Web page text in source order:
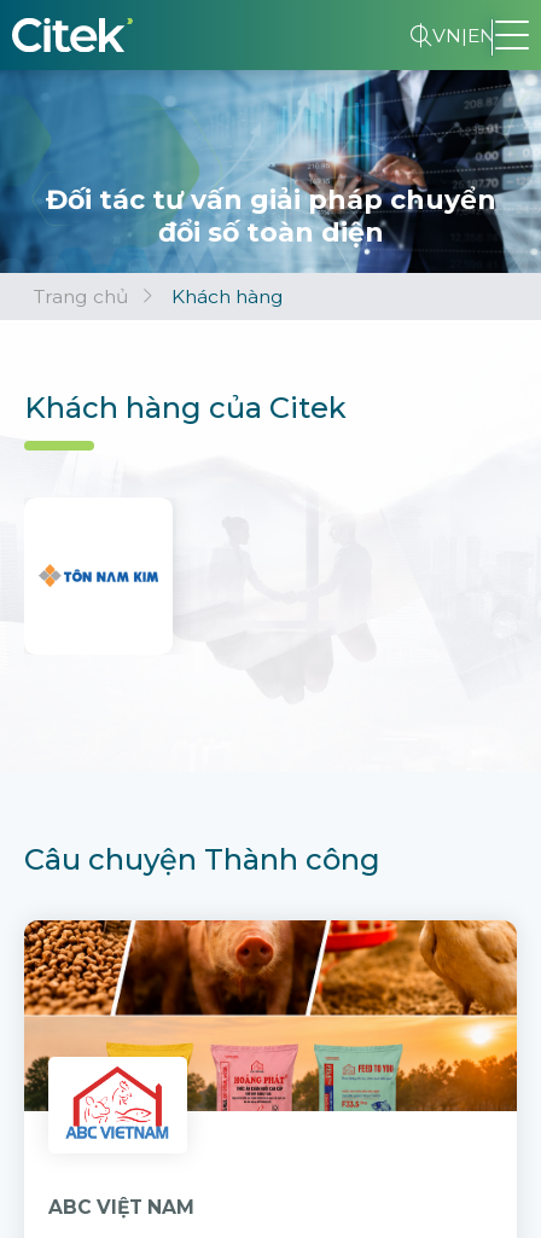
VN|EN
Đối tác tư vấn giải pháp chuyển
đổi số toàn diện
Trang chủ Khách hàng
Khách hàng của Citek
Câu chuyện Thành công
ABC VIỆT NAM